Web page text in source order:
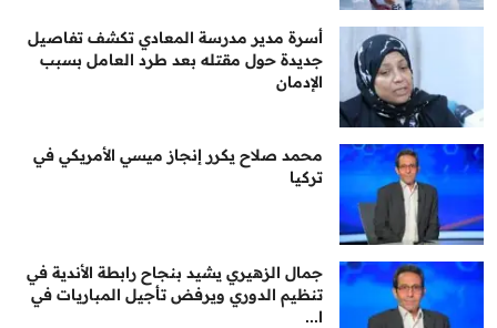
أسرة مدير مدرسة المعادي تكشف تفاصيل
جديدة حول مقتله بعد طرد العامل بسبب
الإدمان
محمد صلاح يكرر إنجاز ميسي الأمريكي في
تركيا
جمال الزهيري يشيد بنجاح رابطة الأندية في
تنظيم الدوري ويرفض تأجيل المباريات في
ا...